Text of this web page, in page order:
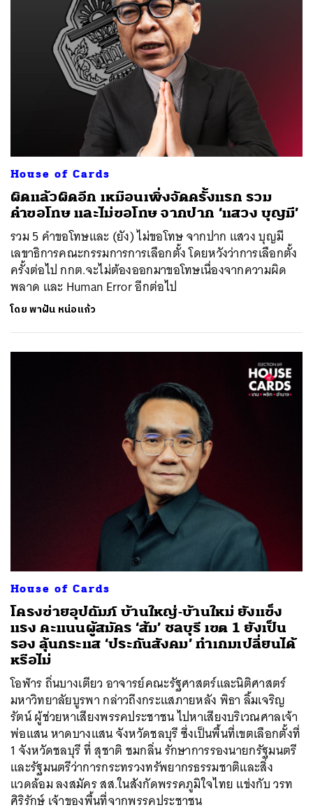
House of Cards
ผิดแล้วผิดอีก เหมือนเพิ่งจัดครั้งแรก รวม
คำขอโทษ และไม่ขอโทษ จากปาก ‘แสวง บุญมี’
รวม 5 คำขอโทษและ (ยัง) ไม่ขอโทษ จากปาก แสวง บุญมี
เลขาธิการคณะกรรมการการเลือกตั้ง โดยหวังว่าการเลือกตั้ง
ครั้งต่อไป กกต.จะไม่ต้องออกมาขอโทษเนื่องจากความผิด
พลาด และ Human Error อีกต่อไป
โดยพาฝัน หน่อแก้ว
House of Cards
โครงข่ายอุปถัมภ์ บ้านใหญ่-บ้านใหม่ ยังแข็ง
แรง คะแนนผู้สมัคร ‘ส้ม’ ชลบุรี เขต 1 ยังเป็น
รอง ลุ้นกระแส ‘ประกันสังคม’ ทำเกมเปลี่ยนได้
หรือไม่
โอฬาร ถิ่นบางเตียว อาจารย์คณะรัฐศาสตร์และนิติศาสตร์
มหาวิทยาลัยบูรพา กล่าวถึงกระแสภายหลัง พิธา ลิ้มเจริญ
รัตน์ ผู้ช่วยหาเสียงพรรคประชาชน ไปหาเสียงบริเวณศาลเจ้า
พ่อแสน หาดบางแสน จังหวัดชลบุรี ซึ่งเป็นพื้นที่เขตเลือกตั้งที่
1 จังหวัดชลบุรี ที่ สุชาติ ชมกลิ่น รักษาการรองนายกรัฐมนตรี
และรัฐมนตรีว่าการกระทรวงทรัพยากรธรรมชาติและสิ่ง
แวดล้อม ลงสมัคร สส.ในสังกัดพรรคภูมิใจไทย แข่งกับ วรท
ศิริรักษ์ เจ้าของพื้นที่จากพรรคประชาชน